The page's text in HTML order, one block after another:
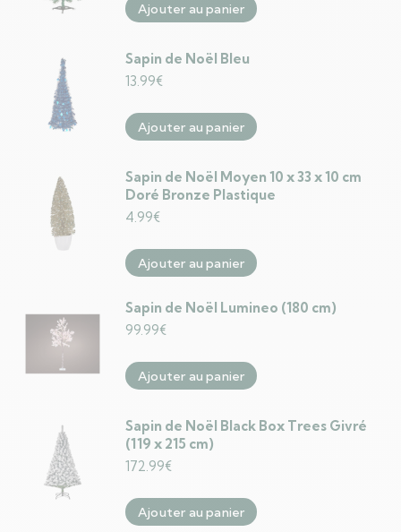
Ajouter au panier
Sapin de Noël Bleu
13.99€
Ajouter au panier
Sapin de Noël Moyen 10 x 33 x 10 cm
Doré Bronze Plastique
4.99€
Ajouter au panier
Sapin de Noël Lumineo (180 cm)
99.99€
Ajouter au panier
Sapin de Noël Black Box Trees Givré
(119 x 215 cm)
172.99€
Ajouter au panier